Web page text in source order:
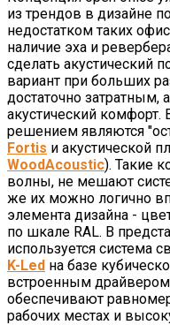
из трендов в дизайне
недостатком таких
наличие эха и
сделать акустический
вариант при больших
достаточно затратным,
акустический
решением являются
Fortis и акустической
WoodAcoustic). Такие
волны, не мешают
же их можно логично
элемента дизайна -
по шкале RAL. В
используется система
K-Led на базе
встроенным
обеспечивают
рабочих местах и